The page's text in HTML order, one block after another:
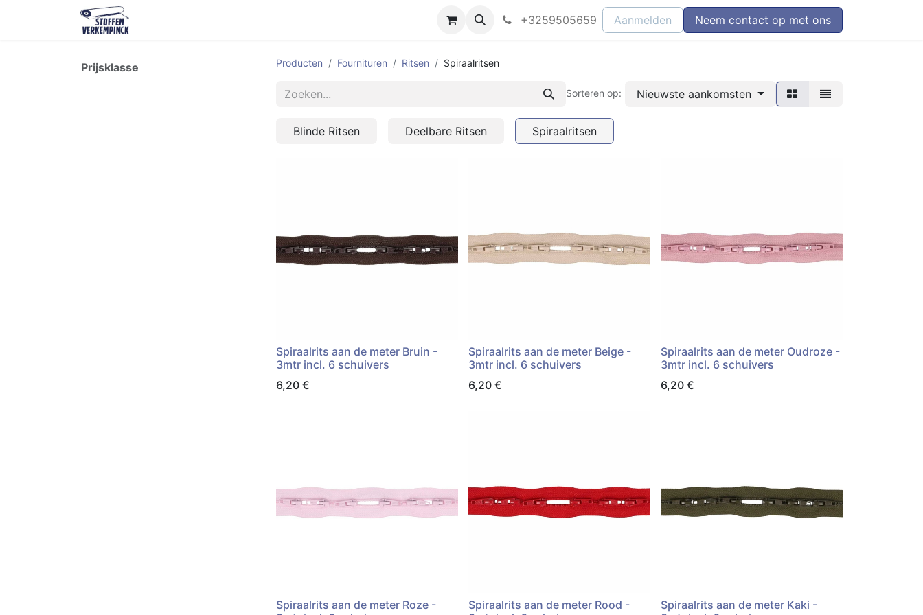
+3259505659 Aanmelden Neem contact op met ons
Prijsklasse Producten Fournituren Ritsen Spiraalritsen
Sorteren op: Nieuwste aankomsten
Blinde Ritsen Deelbare Ritsen Spiraalritsen
Spiraalrits aan de meter Bruin -
3mtr incl. 6 schuivers
6,20 €
Spiraalrits aan de meter Beige -
3mtr incl. 6 schuivers
6,20 €
Spiraalrits aan de meter Oudroze -
3mtr incl. 6 schuivers
6,20 €
Spiraalrits aan de meter Roze -
Spiraalrits aan de meter Rood -
Spiraalrits aan de meter Kaki -